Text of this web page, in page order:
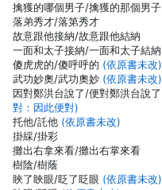
擒獲的哪個男子/擒獲的那個男子
落弟秀才/落第秀才
故意跟他接納/故意跟他結納
一面和太子接納/一面和太子結納
傻虎虎的/傻呼呼的 (依原書未改)
武功妙奧/武功奧妙 (依原書未改)
因對鄭洪台說了/便對鄭洪台說了
對：因此便對)
托他/託他 (依原書未改)
掛綵/掛彩
攤出右拿來看/攤出右掌來看
樹陰/樹蔭
䀹了䀹眼/眨了眨眼 (依原書未改)